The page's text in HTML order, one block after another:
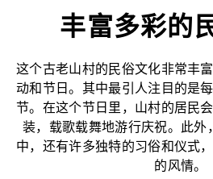
丰富多彩的
这个古老山村的民俗文化非常丰
动和节日。其中最引人注目的是
节。在这个节日里，山村的居民
装，载歌载舞地游行庆祝。此
中，还有许多独特的习俗和仪式
的风情。